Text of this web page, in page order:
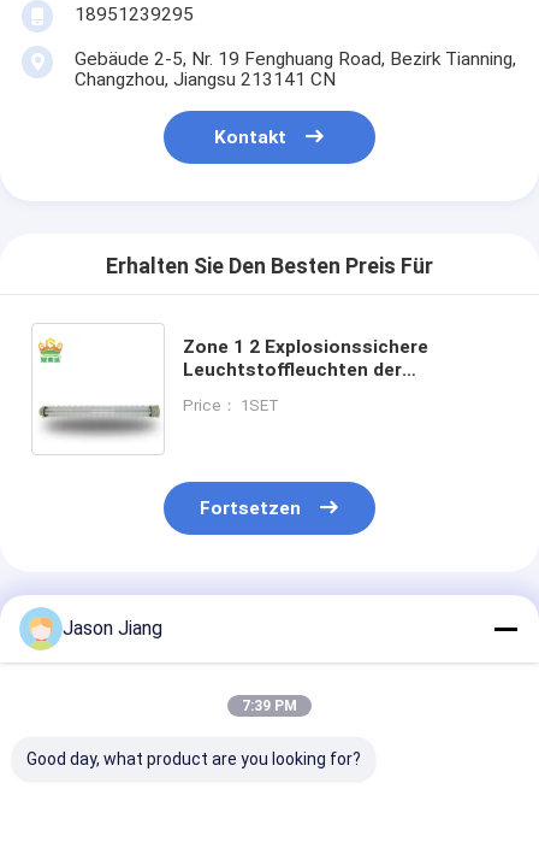
18951239295
Gebäude 2-5, Nr. 19 Fenghuang Road, Bezirk Tianning,
Changzhou, Jiangsu 213141 CN
Kontakt
Erhalten Sie Den Besten Preis Für
Zone 1 2 Explosionssichere
Leuchtstoffleuchten der
Schutzklasse
Price： 1SET
Fortsetzen
Empfohlene Produkte
Jason Jiang
7:39 PM
Good day, what product are you looking for?